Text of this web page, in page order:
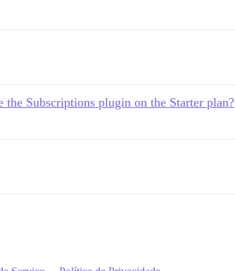
Subscriptions plugin on the Starter plan?